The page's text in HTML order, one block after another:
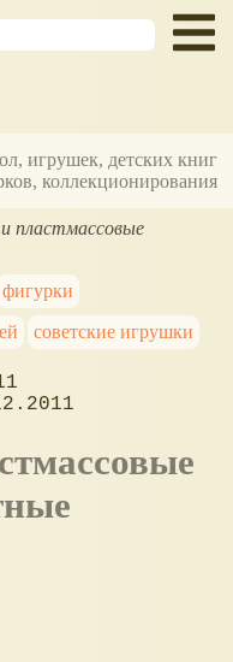
игрушек, детских книг
коллекционирования
пластмассовые
фигурки
советские игрушки